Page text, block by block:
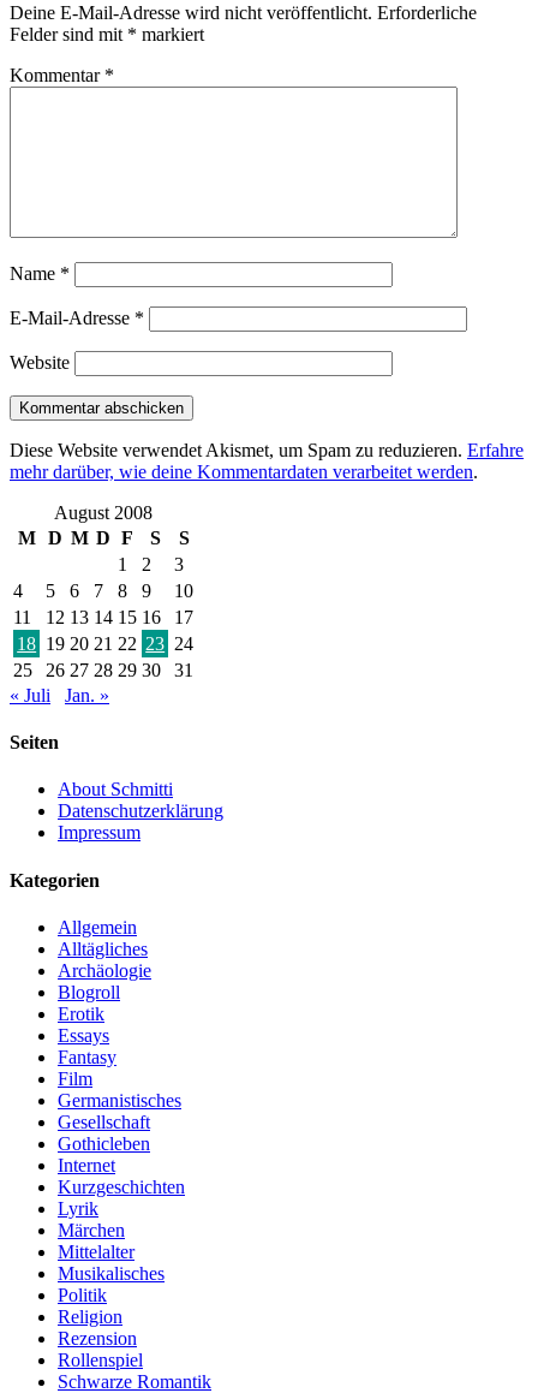
Deine E-Mail-Adresse wird nicht veröffentlicht. Erforderliche
Felder sind mit * markiert
Kommentar *
Name *
E-Mail-Adresse *
Website
Diese Website verwendet Akismet, um Spam zu reduzieren. Erfahre
mehr darüber, wie deine Kommentardaten verarbeitet werden.
August 2008
M D M D F S
S
1
2
3
4
5 6 7 8 9
10
11
12 13 14 15 16
17
18 19 20 21 22 23 24
25
26 27 28 29 30
31
« Juli
Jan. »
Seiten
About Schmitti
Datenschutzerklärung
Impressum
Kategorien
Allgemein
Alltägliches
Archäologie
Blogroll
Erotik
Essays
Fantasy
Film
Germanistisches
Gesellschaft
Gothicleben
Internet
Kurzgeschichten
Lyrik
Märchen
Mittelalter
Musikalisches
Politik
Religion
Rezension
Rollenspiel
Schwarze Romantik